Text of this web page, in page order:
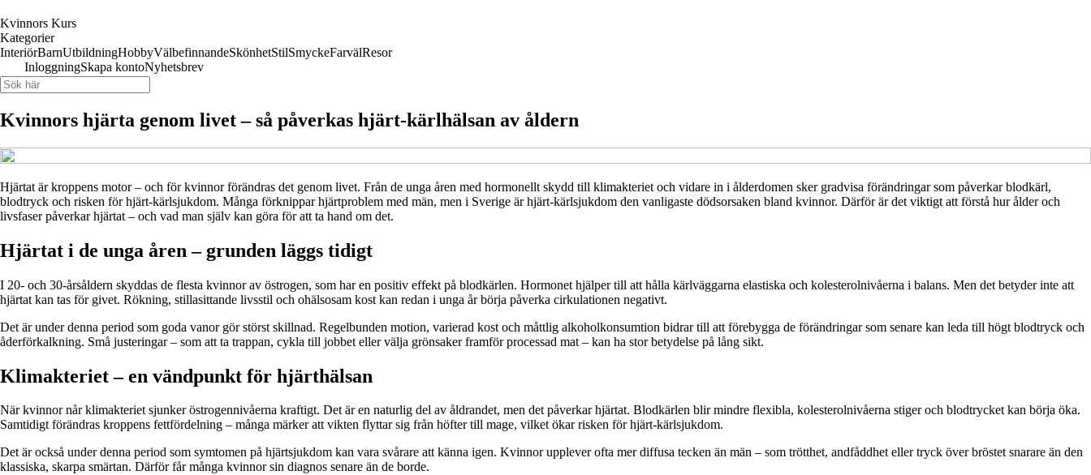
Kvinnors Kurs
Kategorier
InteriörBarnUtbildningHobbyVälbefinnandeSkönhetStilSmyckeFarvälResor
InloggningSkapa kontoNyhetsbrev
Kvinnors hjärta genom livet – så påverkas hjärt-kärlhälsan av åldern
Hjärtat är kroppens motor – och för kvinnor förändras det genom livet. Från de unga åren med hormonellt skydd till klimakteriet och vidare in i ålderdomen sker gradvisa förändringar som påverkar blodkärl,
blodtryck och risken för hjärt-kärlsjukdom. Många förknippar hjärtproblem med män, men i Sverige är hjärt-kärlsjukdom den vanligaste dödsorsaken bland kvinnor. Därför är det viktigt att förstå hur ålder och
livsfaser påverkar hjärtat – och vad man själv kan göra för att ta hand om det.
Hjärtat i de unga åren – grunden läggs tidigt
I 20- och 30-årsåldern skyddas de flesta kvinnor av östrogen, som har en positiv effekt på blodkärlen. Hormonet hjälper till att hålla kärlväggarna elastiska och kolesterolnivåerna i balans. Men det betyder inte att
hjärtat kan tas för givet. Rökning, stillasittande livsstil och ohälsosam kost kan redan i unga år börja påverka cirkulationen negativt.
Det är under denna period som goda vanor gör störst skillnad. Regelbunden motion, varierad kost och måttlig alkoholkonsumtion bidrar till att förebygga de förändringar som senare kan leda till högt blodtryck och
åderförkalkning. Små justeringar – som att ta trappan, cykla till jobbet eller välja grönsaker framför processad mat – kan ha stor betydelse på lång sikt.
Klimakteriet – en vändpunkt för hjärthälsan
När kvinnor når klimakteriet sjunker östrogennivåerna kraftigt. Det är en naturlig del av åldrandet, men det påverkar hjärtat. Blodkärlen blir mindre flexibla, kolesterolnivåerna stiger och blodtrycket kan börja öka.
Samtidigt förändras kroppens fettfördelning – många märker att vikten flyttar sig från höfter till mage, vilket ökar risken för hjärt-kärlsjukdom.
Det är också under denna period som symtomen på hjärtsjukdom kan vara svårare att känna igen. Kvinnor upplever ofta mer diffusa tecken än män – som trötthet, andfåddhet eller tryck över bröstet snarare än den
klassiska, skarpa smärtan. Därför får många kvinnor sin diagnos senare än de borde.